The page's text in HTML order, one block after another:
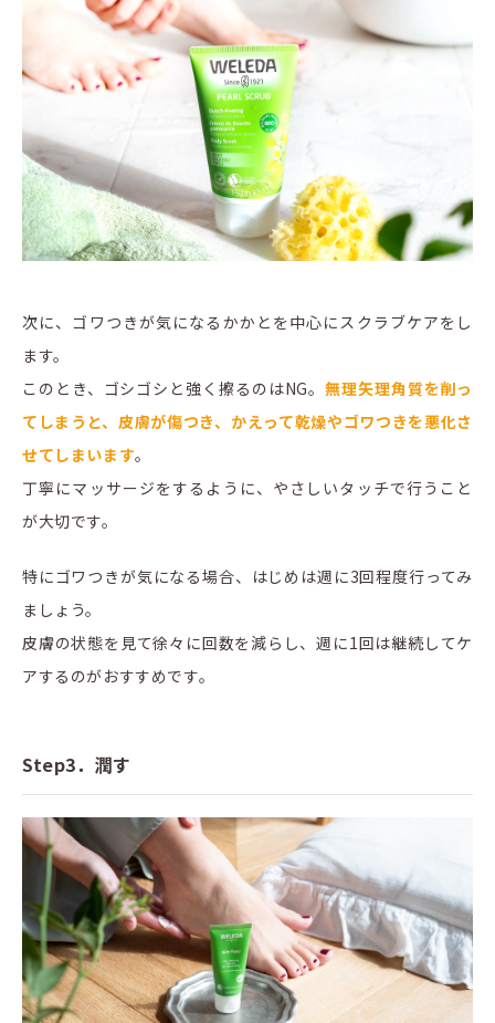
次に、ゴワつきが気になるかかとを中心にスクラブケアをし
ます。
このとき、ゴシゴシと強く擦るのはNG。無理矢理角質を削っ
てしまうと、皮膚が傷つき、かえって乾燥やゴワつきを悪化さ
せてしまいます。
丁寧にマッサージをするように、やさしいタッチで行うこと
が大切です。
特にゴワつきが気になる場合、はじめは週に3回程度行ってみ
ましょう。
皮膚の状態を見て徐々に回数を減らし、週に1回は継続してケ
アするのがおすすめです。
Step3．潤す